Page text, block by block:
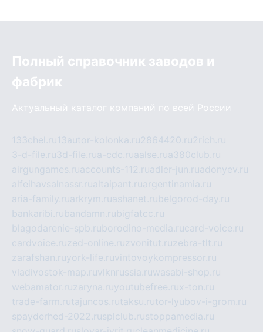
Полный справочник заводов и
фабрик
Актуальный каталог компаний по всей России
133chel.ru13autor-kolonka.ru2864420.ru2rich.ru
3-d-file.ru3d-file.rua-cdc.ruaalse.rua380club.ru
airgungames.ruaccounts-112.ruadler-jun.ruadonyev.ru
alfeihavsalnassr.rualtaipant.ruargentinamia.ru
aria-family.ruarkrym.ruashanet.rubelgorod-day.ru
bankaribi.rubandamn.rubigfatcc.ru
blagodarenie-spb.ruborodino-media.rucard-voice.ru
cardvoice.ruzed-online.ruzvonitut.ruzebra-tlt.ru
zarafshan.ruyork-life.ruvintovoykompressor.ru
vladivostok-map.ruvlknrussia.ruwasabi-shop.ru
webamator.ruzaryna.ruyoutubefree.rux-ton.ru
trade-farm.rutajuncos.rutaksu.rutor-lyubov-i-grom.ru
spayderhed-2022.rusplclub.rustoppamedia.ru